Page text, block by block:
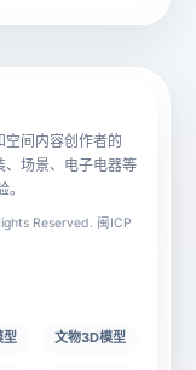
间内容创作者的
、场景、电子电器等
Reserved. 闽ICP
型 文物3D模型